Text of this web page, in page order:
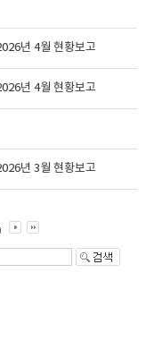
년 4월 현황보고
년 4월 현황보고
년 3월 현황보고